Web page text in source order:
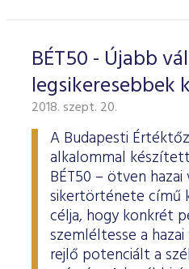
BÉT50 - Újabb
legsikeresebbek
2018. szept. 20.
A Budapesti
alkalommal
BÉT50 – ötven
sikertörténete című
célja, hogy konkrét
szemléltesse a
rejlő potenciált a